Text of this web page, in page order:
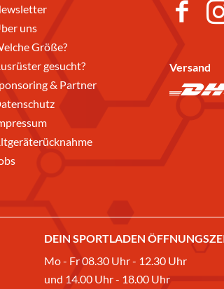
uns
Größe?
gesucht?
& Partner
Versand
DEIN SPORTLADEN
Mo - Fr 08.30 Uhr - 12.30 Uhr
und 14.00 Uhr - 18.00 Uhr